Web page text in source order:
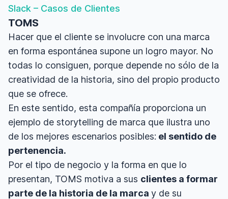
Slack – Casos de Clientes
TOMS
Hacer que el cliente se involucre con una marca
en forma espontánea supone un logro mayor. No
todas lo consiguen, porque depende no sólo de la
creatividad de la historia, sino del propio producto
que se ofrece.
En este sentido, esta compañía proporciona un
ejemplo de storytelling de marca que ilustra uno
de los mejores escenarios posibles: el sentido de
pertenencia.
Por el tipo de negocio y la forma en que lo
presentan, TOMS motiva a sus clientes a formar
parte de la historia de la marca y de su